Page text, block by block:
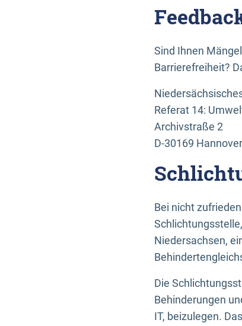
Sind Ihnen
Barrierefreiheit?
Referat 14:
Archivstraße 2
D-30169 Hannover
Bei nicht
Niedersachsen,
Die
Behinderungen
IT, beizulegen.